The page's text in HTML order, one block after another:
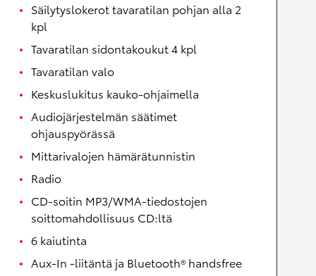
Säilytyslokerot tavaratilan pohjan alla 2
kpl
Tavaratilan sidontakoukut 4 kpl
Tavaratilan valo
Keskuslukitus kauko-ohjaimella
Audiojärjestelmän säätimet
ohjauspyörässä
Mittarivalojen hämärätunnistin
Radio
CD-soitin MP3/WMA-tiedostojen
soittomahdollisuus CD:ltä
6 kaiutinta
Aux-In -liitäntä ja Bluetooth® handsfree